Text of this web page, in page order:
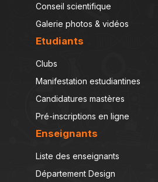
Conseil scientifique
Galerie photos & vidéos
Etudiants
Clubs
Manifestation estudiantines
Candidatures mastères
Pré-inscriptions en ligne
Enseignants
Liste des enseignants
Département Design